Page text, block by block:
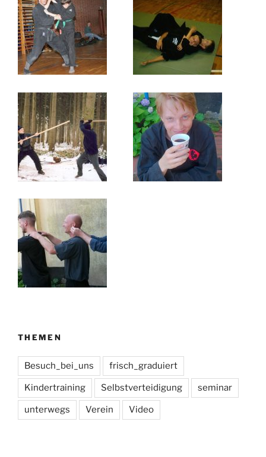
THEMEN
Besuch_bei_uns frisch_graduiert
Kindertraining Selbstverteidigung seminar
unterwegs Verein Video